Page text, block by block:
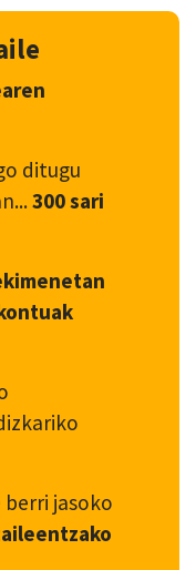
ditugu
300 sari
jasoko